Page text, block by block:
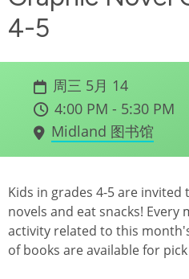
4-5
周三 5月 14
4:00 PM - 5:30 PM
Midland 图书馆
Kids in grades 4-5 are
novels and eat snacks!
activity related to this
of books are available for